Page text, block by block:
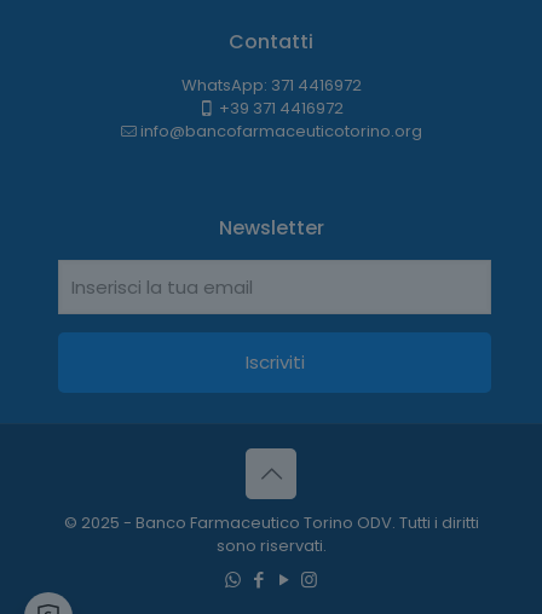
Contatti
WhatsApp: 371 4416972
+39 371 4416972
info@bancofarmaceuticotorino.org
Newsletter
© 2025 - Banco Farmaceutico Torino ODV. Tutti i diritti
sono riservati.